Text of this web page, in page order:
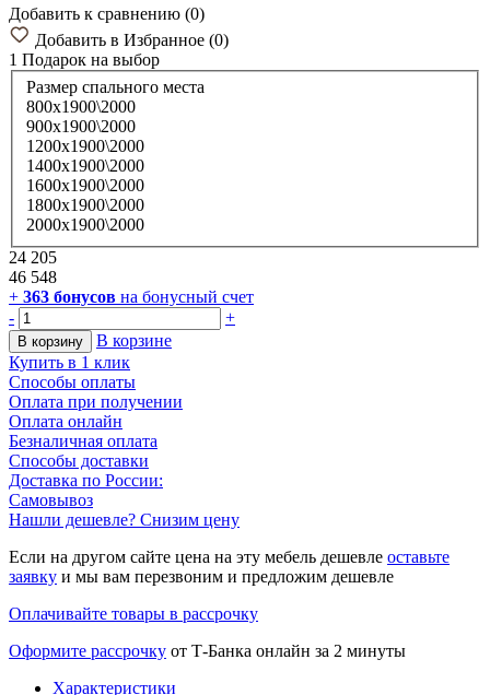
Добавить к сравнению (0)
Добавить в Избранное (0)
1 Подарок на выбор
Размер спального места
800х1900\2000
900х1900\2000
1200х1900\2000
1400х1900\2000
1600х1900\2000
1800х1900\2000
2000х1900\2000
24 205
46 548
+ 363 бонусов на бонусный счет
-
+
В корзину
В корзине
Купить в 1 клик
Способы оплаты
Оплата при получении
Оплата онлайн
Безналичная оплата
Способы доставки
Доставка по России:
Самовывоз
Нашли дешевле? Снизим цену
Если на другом сайте цена на эту мебель дешевле оставьте
заявку и мы вам перезвоним и предложим дешевле
Оплачивайте товары в рассрочку
Оформите рассрочку от Т-Банка онлайн за 2 минуты
Характеристики